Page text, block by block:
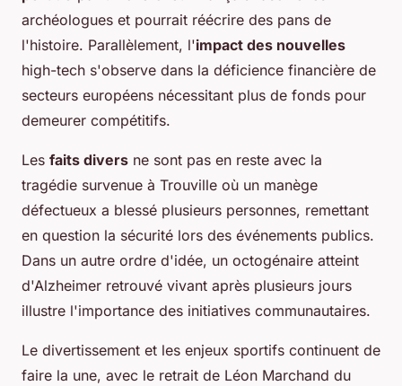
archéologues et pourrait réécrire des pans de
l'histoire. Parallèlement, l'impact des nouvelles
high-tech s'observe dans la déficience financière de
secteurs européens nécessitant plus de fonds pour
demeurer compétitifs.
Les faits divers ne sont pas en reste avec la
tragédie survenue à Trouville où un manège
défectueux a blessé plusieurs personnes, remettant
en question la sécurité lors des événements publics.
Dans un autre ordre d'idée, un octogénaire atteint
d'Alzheimer retrouvé vivant après plusieurs jours
illustre l'importance des initiatives communautaires.
Le divertissement et les enjeux sportifs continuent de
faire la une, avec le retrait de Léon Marchand du